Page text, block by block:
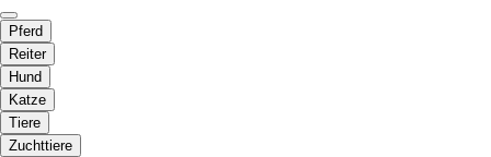
Pferd
Reiter
Hund
Katze
Tiere
Zuchttiere